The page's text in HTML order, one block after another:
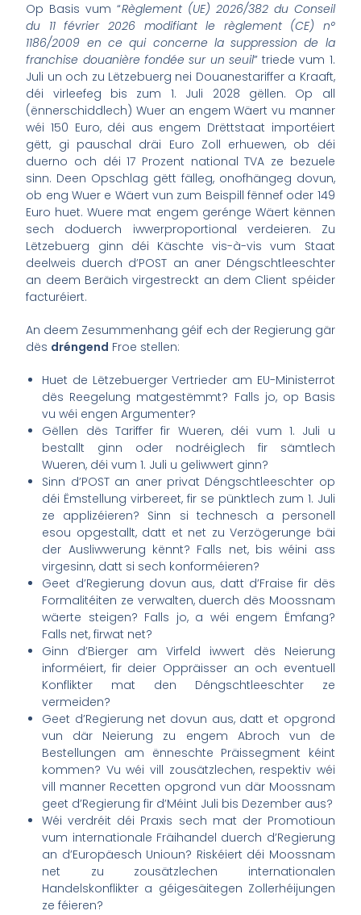
Op Basis vum “Règlement (UE) 2026/382 du Conseil
du 11 février 2026 modifiant le règlement (CE) n°
1186/2009 en ce qui concerne la suppression de la
franchise douanière fondée sur un seuil” triede vum 1.
Juli un och zu Lëtzebuerg nei Douanestariffer a Kraaft,
déi virleefeg bis zum 1. Juli 2028 gëllen. Op all
(ënnerschiddlech) Wuer an engem Wäert vu manner
wéi 150 Euro, déi aus engem Drëttstaat importéiert
gëtt, gi pauschal dräi Euro Zoll erhuewen, ob déi
duerno och déi 17 Prozent national TVA ze bezuele
sinn. Deen Opschlag gëtt fälleg, onofhängeg dovun,
ob eng Wuer e Wäert vun zum Beispill fënnef oder 149
Euro huet. Wuere mat engem gerénge Wäert kënnen
sech doduerch iwwerproportional verdeieren. Zu
Lëtzebuerg ginn déi Käschte vis-à-vis vum Staat
deelweis duerch d’POST an aner Déngschtleeschter
an deem Beräich virgestreckt an dem Client spéider
facturéiert.
An deem Zesummenhang géif ech der Regierung gär
dës dréngend Froe stellen:
Huet de Lëtzebuerger Vertrieder am EU-Ministerrot
dës Reegelung matgestëmmt? Falls jo, op Basis
vu wéi engen Argumenter?
Gëllen dës Tariffer fir Wueren, déi vum 1. Juli u
bestallt ginn oder nodréiglech fir sämtlech
Wueren, déi vum 1. Juli u geliwwert ginn?
Sinn d’POST an aner privat Déngschtleeschter op
déi Ëmstellung virbereet, fir se pünktlech zum 1. Juli
ze applizéieren? Sinn si technesch a personell
esou opgestallt, datt et net zu Verzögerunge bäi
der Ausliwwerung kënnt? Falls net, bis wéini ass
virgesinn, datt si sech konforméieren?
Geet d’Regierung dovun aus, datt d’Fraise fir dës
Formalitéiten ze verwalten, duerch dës Moossnam
wäerte steigen? Falls jo, a wéi engem Ëmfang?
Falls net, firwat net?
Ginn d’Bierger am Virfeld iwwert dës Neierung
informéiert, fir deier Oppräisser an och eventuell
Konflikter mat den Déngschtleeschter ze
vermeiden?
Geet d’Regierung net dovun aus, datt et opgrond
vun där Neierung zu engem Abroch vun de
Bestellungen am ënneschte Präissegment kéint
kommen? Vu wéi vill zousätzlechen, respektiv wéi
vill manner Recetten opgrond vun där Moossnam
geet d’Regierung fir d’Méint Juli bis Dezember aus?
Wéi verdréit déi Praxis sech mat der Promotioun
vum internationale Fräihandel duerch d’Regierung
an d’Europäesch Unioun? Riskéiert déi Moossnam
net zu zousätzlechen internationalen
Handelskonflikter a géigesäitegen Zollerhéijungen
ze féieren?